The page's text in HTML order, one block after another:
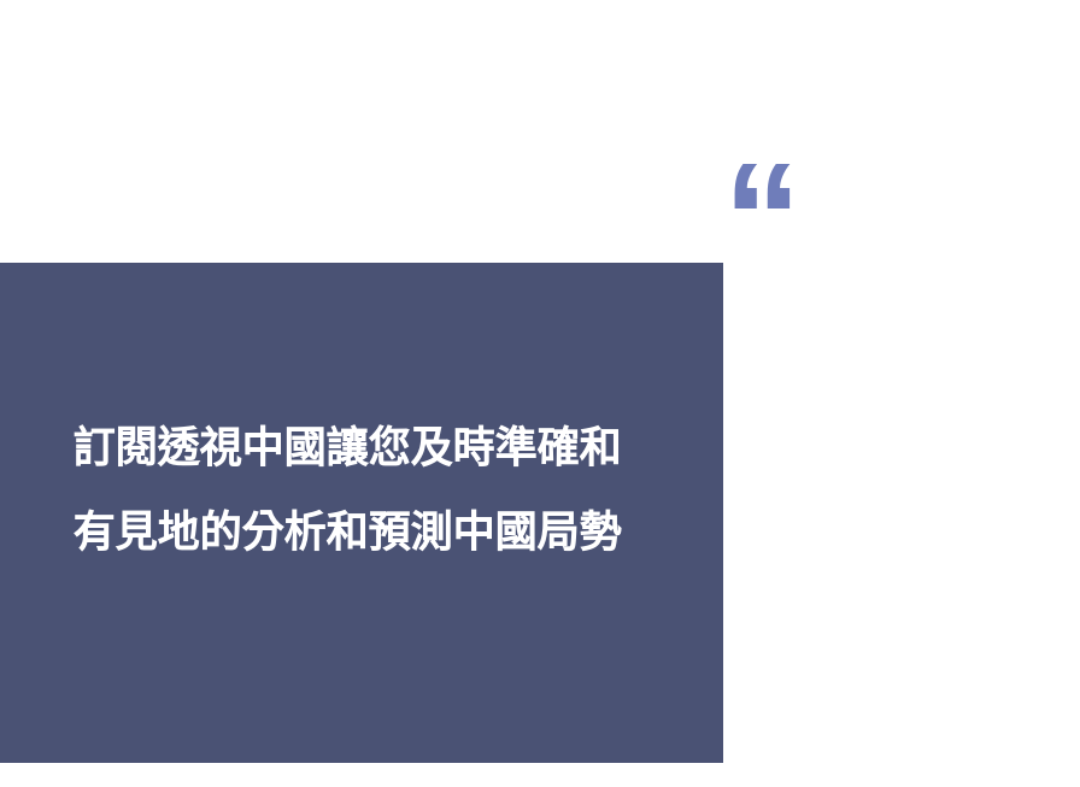
情報，透視中國都是獨一無二的。」
美國前海軍密碼專家
訂閱透視中國讓您及時準確和
有見地的分析和預測中國局勢
“